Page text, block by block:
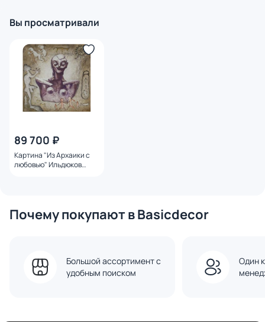
Вы просматривали
89 700 ₽
Картина "Из Архаики с
любовью" Ильдюков
Почему покупают в Basicdecor
Большой ассортимент с
удобным поиском
Один